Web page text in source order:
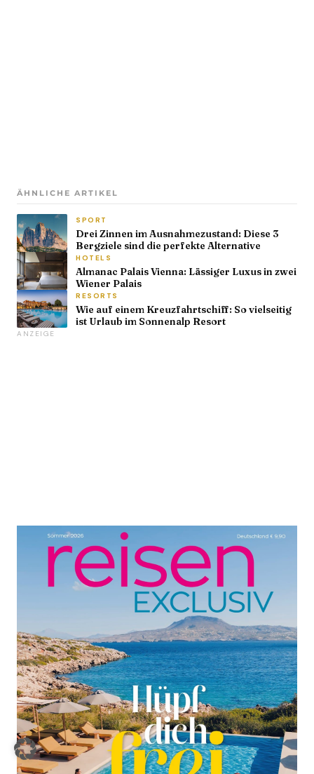
ÄHNLICHE ARTIKEL
SPORT
Drei Zinnen im Ausnahmezustand: Diese 3
Bergziele sind die perfekte Alternative
HOTELS
Almanac Palais Vienna: Lässiger Luxus in zwei
Wiener Palais
RESORTS
Wie auf einem Kreuzfahrtschiff: So vielseitig
ist Urlaub im Sonnenalp Resort
ANZEIGE